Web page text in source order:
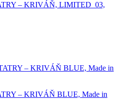
– KRIVÁŇ, LIMITED_03,
– KRIVÁŇ BLUE, Made in